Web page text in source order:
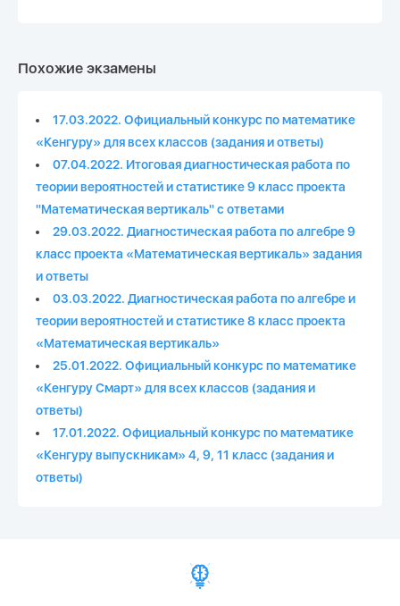
Похожие экзамены
17.03.2022. Официальный конкурс по математике
«Кенгуру» для всех классов (задания и ответы)
07.04.2022. Итоговая диагностическая работа по
теории вероятностей и статистике 9 класс проекта
"Математическая вертикаль" с ответами
29.03.2022. Диагностическая работа по алгебре 9
класс проекта «Математическая вертикаль» задания
и ответы
03.03.2022. Диагностическая работа по алгебре и
теории вероятностей и статистике 8 класс проекта
«Математическая вертикаль»
25.01.2022. Официальный конкурс по математике
«Кенгуру Смарт» для всех классов (задания и
ответы)
17.01.2022. Официальный конкурс по математике
«Кенгуру выпускникам» 4, 9, 11 класс (задания и
ответы)